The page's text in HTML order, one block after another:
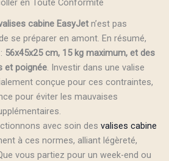
en Toute Conformité
cabine EasyJet n’est pas
se préparer en amont. En résumé,
56x45x25 cm, 15 kg maximum, et des
et poignée. Investir dans une valise
conçue pour ces contraintes,
pour éviter les mauvaises
avec soin des valises cabine
à ces normes, alliant légèreté,
vous partiez pour un week-end ou